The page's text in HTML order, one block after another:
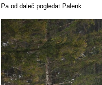
Pa od daleč pogledat Palenk.